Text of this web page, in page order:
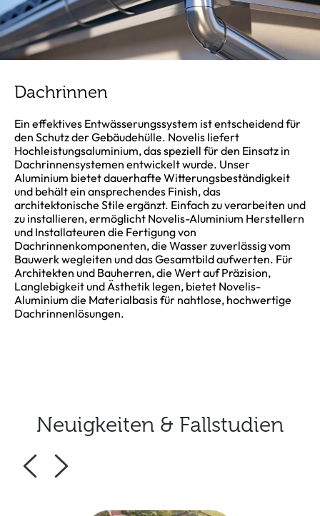
Dachrinnen
Ein effektives Entwässerungssystem ist entscheidend für
den Schutz der Gebäudehülle. Novelis liefert
Hochleistungsaluminium, das speziell für den Einsatz in
Dachrinnensystemen entwickelt wurde. Unser
Aluminium bietet dauerhafte Witterungsbeständigkeit
und behält ein ansprechendes Finish, das
architektonische Stile ergänzt. Einfach zu verarbeiten und
zu installieren, ermöglicht Novelis-Aluminium Herstellern
und Installateuren die Fertigung von
Dachrinnenkomponenten, die Wasser zuverlässig vom
Bauwerk wegleiten und das Gesamtbild aufwerten. Für
Architekten und Bauherren, die Wert auf Präzision,
Langlebigkeit und Ästhetik legen, bietet Novelis-
Aluminium die Materialbasis für nahtlose, hochwertige
Dachrinnenlösungen.
Neuigkeiten & Fallstudien